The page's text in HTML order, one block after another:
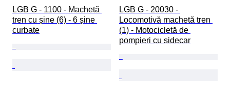
LGB G - 1100 - Machetă
tren cu șine (6) - 6 șine
curbate
LGB G - 20030 -
Locomotivă machetă tren
(1) - Motocicletă de
pompieri cu sidecar